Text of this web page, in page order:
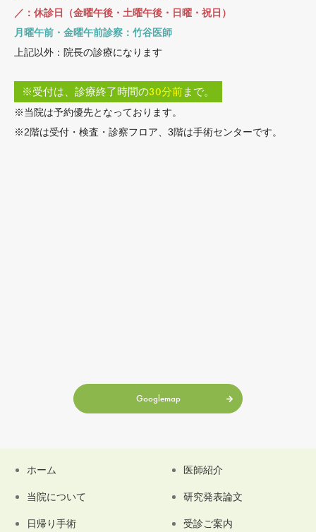
／：休診日（金曜午後・土曜午後・日曜・祝日）
月曜午前・金曜午前診察：竹谷医師
上記以外：院長の診療になります
※受付は、診療終了時間の30分前まで。
※当院は予約優先となっております。
※2階は受付・検査・診察フロア、3階は手術センターです。
Googlemap
ホーム 医師紹介
当院について 研究発表論文
日帰り手術 受診ご案内